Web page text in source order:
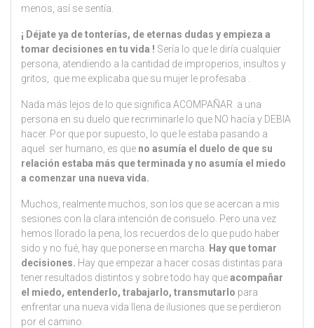
menos, así se sentía.
¡ Déjate ya de tonterías, de eternas dudas y empieza a
tomar decisiones en tu vida ! Sería lo que le diría cualquier
persona, atendiendo a la cantidad de improperios, insultos y
gritos, que me explicaba que su mujer le profesaba .
Nada más lejos de lo que significa ACOMPAÑAR a una
persona en su duelo que recriminarle lo que NO hacía y DEBIA
hacer. Por que por supuesto, lo que le estaba pasando a
aquel ser humano, es que no asumía el duelo de que su
relación estaba más que terminada y no asumía el miedo
a comenzar una nueva vida.
Muchos, realmente muchos, son los que se acercan a mis
sesiones con la clara intención de consuelo. Pero una vez
hemos llorado la pena, los recuerdos de lo que pudo haber
sido y no fué, hay que ponerse en marcha.
Hay que tomar
decisiones. Hay que empezar a hacer cosas distintas para
tener resultados distintos y sobre todo hay queacompañar
el miedo, entenderlo, trabajarlo, transmutarlo para
enfrentar una nueva vida llena de ilusiones que se perdieron
por el camino.